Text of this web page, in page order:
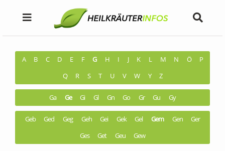
A B C D E F G H I J K L M N Ö
P
Q
R S T U V W Y Z
Ga Ge Gi Gl Gn Go Gr Gu Gy
Geb Ged Geg Geh Gei Gek Gel Gem Gen
Ger
Ges
Get Geu Gew